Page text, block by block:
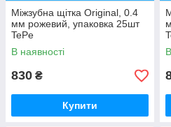
Міжзубна щітка Original, 0.4
мм рожевий, упаковка 25шт
TePe
В наявності
830 ₴
Купити